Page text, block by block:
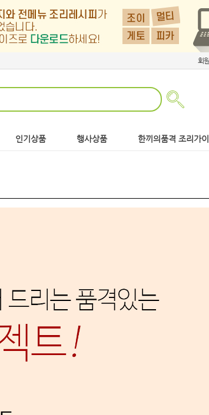
회
인기상품 행사상품 한끼의품격 조리가